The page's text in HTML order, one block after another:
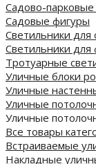
Садово-парковые
Садовые фигуры
Светильники для
Светильники для
Тротуарные
Уличные блоки
Уличные
Уличные
Уличные
Все товары
Встраиваемые
Накладные